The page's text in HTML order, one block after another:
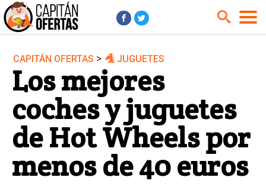
Audio y Música
Cámaras
Cine y Series
Coches
Deportes
Financiero
Hogar
Hoteles
Jardín
Juguetes
Libros
Moda él
CAPITÁN OFERTAS > JUGUETES
Los mejores
coches y juguetes
de Hot Wheels por
menos de 40 euros